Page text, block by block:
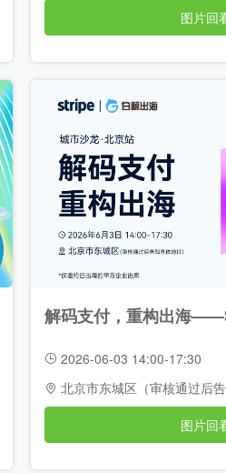
图片回
2026-06-03 14:00-17:30
北京市东城区（审核通过后告
图片回